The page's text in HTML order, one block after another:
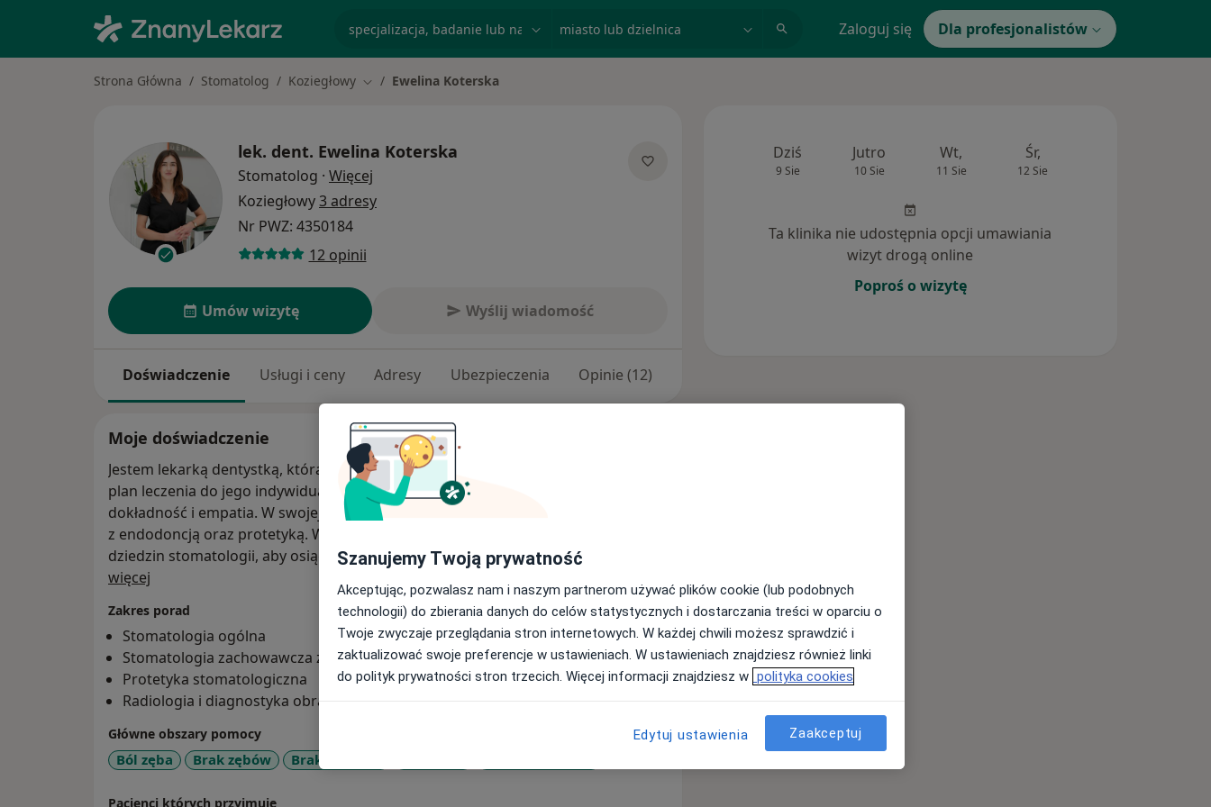
Zaloguj się Dla profesjonalistów
Strona Główna Stomatolog Koziegłowy Zmień miasto
Ewelina Koterska
lek. dent. Ewelina Koterska
Stomatolog · Więcej
Koziegłowy3 adresy
Nr PWZ: 4350184
12 opinii
Umów wizytę Wyślij wiadomość
Doświadczenie Usługi i ceny Adresy Ubezpieczenia Opinie (12)
Moje doświadczenie
Jestem lekarką dentystką, która zawsze kieruje się dobrem pacjenta i dobiera
plan leczenia do jego indywidualnych potrzeb. Cechuję mnie ponadprzeciętna
dokładność i empatia. W swojej praktyce zajmuję się stomatologią zachowawczą
z endodoncją oraz protetyką. Współpracuje z wieloma specjalistami z różnych
dziedzin stomatologii, aby osiągać sukces w leczeniu.
więcej
Zakres porad
Stomatologia ogólna
Stomatologia zachowawcza z endodoncją
Protetyka stomatologiczna
Radiologia i diagnostyka obrazowa
Główne obszary pomocy
Ból zęba Brak zębów Braki zębowe
Pacjenci których przyjmuję
Dziś
9 Sie
Jutro
10 Sie
Wt,
11 Sie
Śr,
12 Sie
Ta klinika nie udostępnia opcji umawiania
wizyt drogą online
Poproś o wizytę
Szanujemy Twoją prywatność
Akceptując, pozwalasz nam i naszym partnerom używać plików cookie (lub podobnych
technologii) do zbierania danych do celów statystycznych i dostarczania treści w oparciu o
Twoje zwyczaje przeglądania stron internetowych. W każdej chwili możesz sprawdzić i
zaktualizować swoje preferencje w ustawieniach. W ustawieniach znajdziesz również linki
do polityk prywatności stron trzecich. Więcej informacji znajdziesz w polityka cookies
Edytuj ustawienia Zaakceptuj